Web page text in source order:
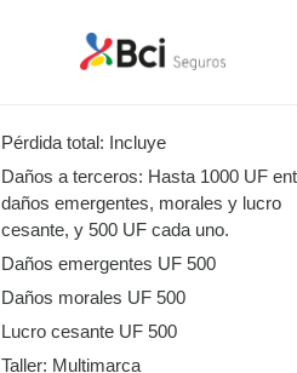
Pérdida total: Incluye
Daños a terceros: Hasta 1000 UF
daños emergentes, morales y lucro
cesante, y 500 UF cada uno.
Daños emergentes UF 500
Daños morales UF 500
Lucro cesante UF 500
Taller: Multimarca